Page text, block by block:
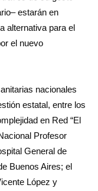
estarán en
alternativa para el
el nuevo
nacionales
estatal, entre los
en Red “El
Profesor
General de
Buenos Aires; el
López y